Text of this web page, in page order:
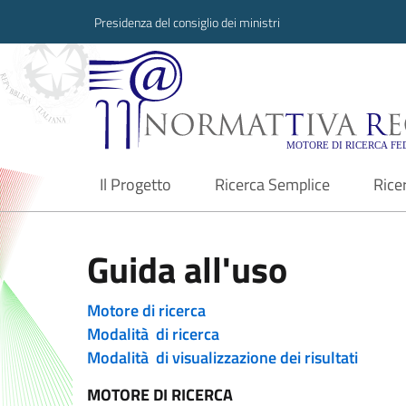
Presidenza del consiglio dei ministri
Normattiva
Il Progetto
current Ricerca Semplice
Guida all'uso
Motore di ricerca
Modalità di ricerca
Modalità di visualizzazione dei risultati
MOTORE DI RICERCA